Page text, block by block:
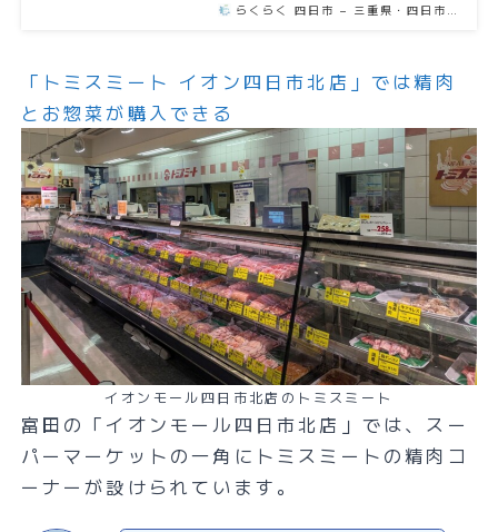
らくらく 四日市 – 三重県・四日市…
「トミスミート イオン四日市北店」では精肉
とお惣菜が購入できる
イオンモール四日市北店のトミスミート
富田の「イオンモール四日市北店」では、スー
パーマーケットの一角にトミスミートの精肉コ
ーナーが設けられています。